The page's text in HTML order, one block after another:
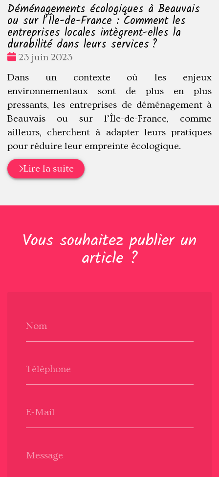
Déménagements écologiques à Beauvais
ou sur l’Île-de-France : Comment les
entreprises locales intègrent-elles la
durabilité dans leurs services ?
Date
23 juin 2023
Dans un contexte où les enjeux
environnementaux sont de plus en plus
pressants, les entreprises de déménagement à
Beauvais ou sur l’Île-de-France, comme
ailleurs, cherchent à adapter leurs pratiques
pour réduire leur empreinte écologique.
Lire la suite
Vous souhaitez publier un
article ?
Nom
Téléphone
E-Mail
Message